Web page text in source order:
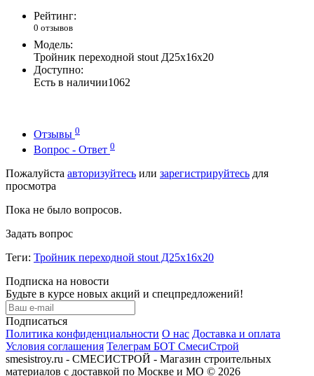
Рейтинг:
0 отзывов
Модель:
Тройник переходной stout Д25х16х20
Доступно:
Есть в наличии1062
Отзывы 0
Вопрос - Ответ 0
Пожалуйста авторизуйтесь или зарегистрируйтесь для
просмотра
Пока не было вопросов.
Задать вопрос
Теги: Тройник переходной stout Д25х16х20
Подписка на новости
Будьте в курсе новых акций и спецпредложений!
Подписаться
Политика конфиденциальности О нас Доставка и оплата
Условия соглашения Телеграм БОТ СмесиСтрой
smesistroy.ru - СМЕСИСТРОЙ - Магазин строительных
материалов с доставкой по Москве и МО © 2026